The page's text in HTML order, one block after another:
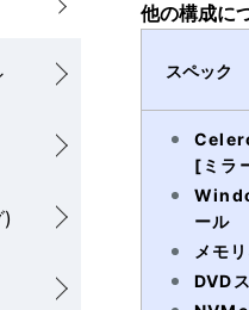
他の構成に
スペック
[ミラ
ール
メモ
DVD